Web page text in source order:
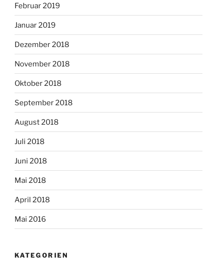
Februar 2019
Januar 2019
Dezember 2018
November 2018
Oktober 2018
September 2018
August 2018
Juli 2018
Juni 2018
Mai 2018
April 2018
Mai 2016
KATEGORIEN